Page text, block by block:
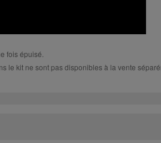
fois épuisé.
le kit ne sont pas disponibles à la vente